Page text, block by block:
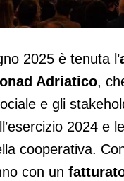
chiude il
2,241 miliardi di
2025 è tenuta l’
Adriatico,
e gli
2024 e
cooperativa.
con un